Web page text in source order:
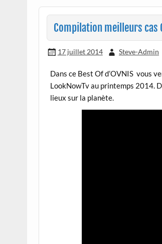
Compilation meilleurs cas
17 juillet 2014 Steve-Admin
Dans ce Best Of d’OVNIS vous
LookNowTv au printemps 2014.
lieux sur la planète.